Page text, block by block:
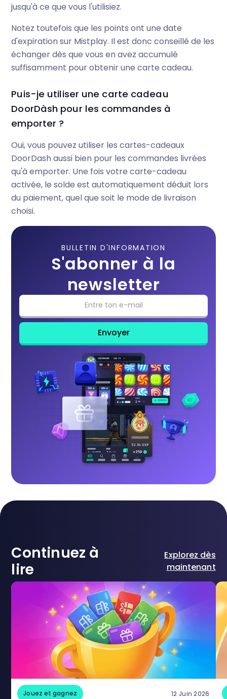
jusqu'à ce que vous l'utilisiez.
Notez toutefois que les points ont une date
d'expiration sur Mistplay. Il est donc conseillé de les
échanger dès que vous en avez accumulé
suffisamment pour obtenir une carte cadeau.
Puis-je utiliser une carte cadeau
DoorDàsh pour les commandes à
emporter ?
Oui, vous pouvez utiliser les cartes-cadeaux
DoorDash aussi bien pour les commandes livrées
qu'à emporter. Une fois votre carte-cadeau
activée, le solde est automatiquement déduit lors
du paiement, quel que soit le mode de livraison
choisi.
BULLETIN D'INFORMATION
S'abonner à la
newsletter
Continuez à
lire
Explorez dès
maintenant
Jouez et gagnez 12 Juin 2026